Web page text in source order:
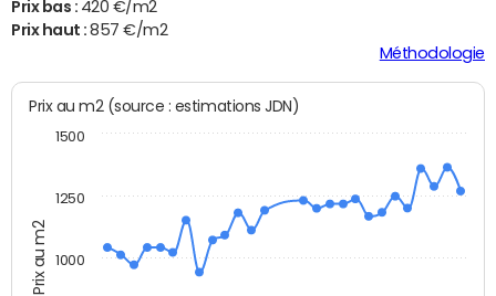
Prix bas : 420 €/m2
Prix haut :857 €/m2
Méthodologie
Prix au m2
Prix au m2 (source : estimations JDN)
1000
1250
1500